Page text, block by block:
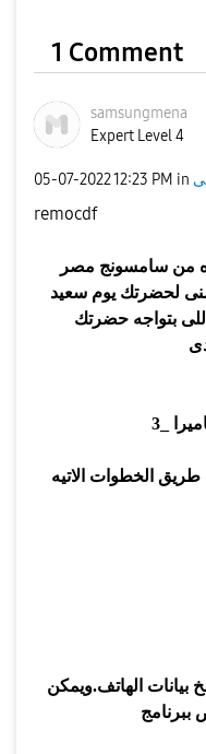
1 Comment
samsungmena
Expert Level 4
‎05-07-202212:23 PM in
remocdf
من سامسونج مصر
لحضرتك يوم سعيد
بتواجه حضرتك
3_
الخطوات الاتيه
بيانات الهاتف.ويمكن
ببرنامج